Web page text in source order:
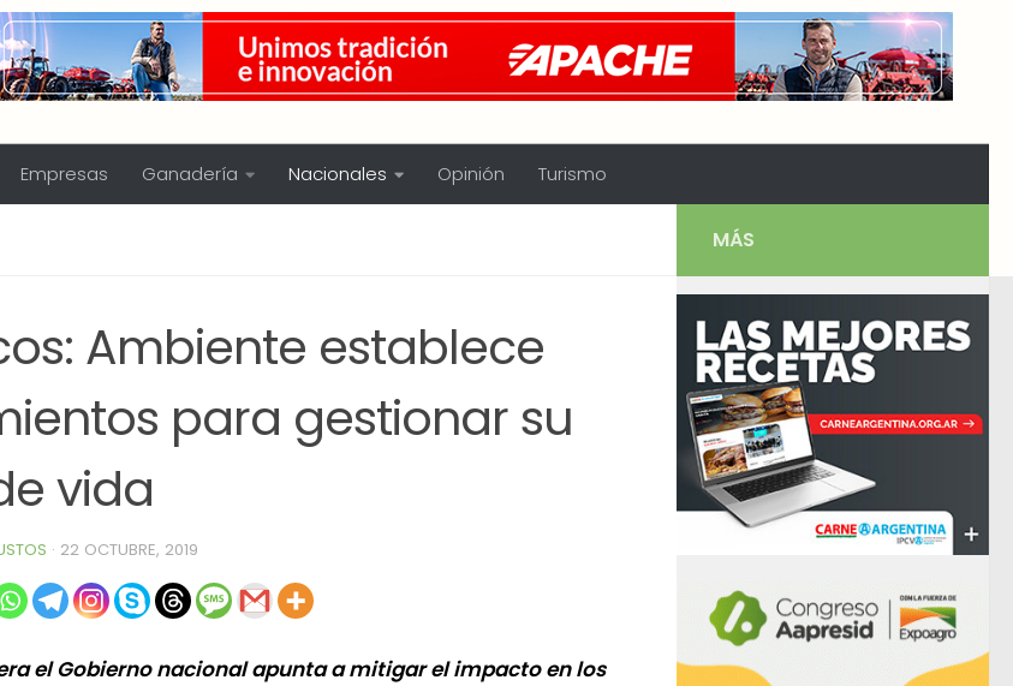
Empresas Ganadería Nacionales Opinión Turismo
Ambiente establece
para gestionar su
vida
· 22 OCTUBRE, 2019
el Gobierno nacional apunta a mitigar el impacto en los
MÁS